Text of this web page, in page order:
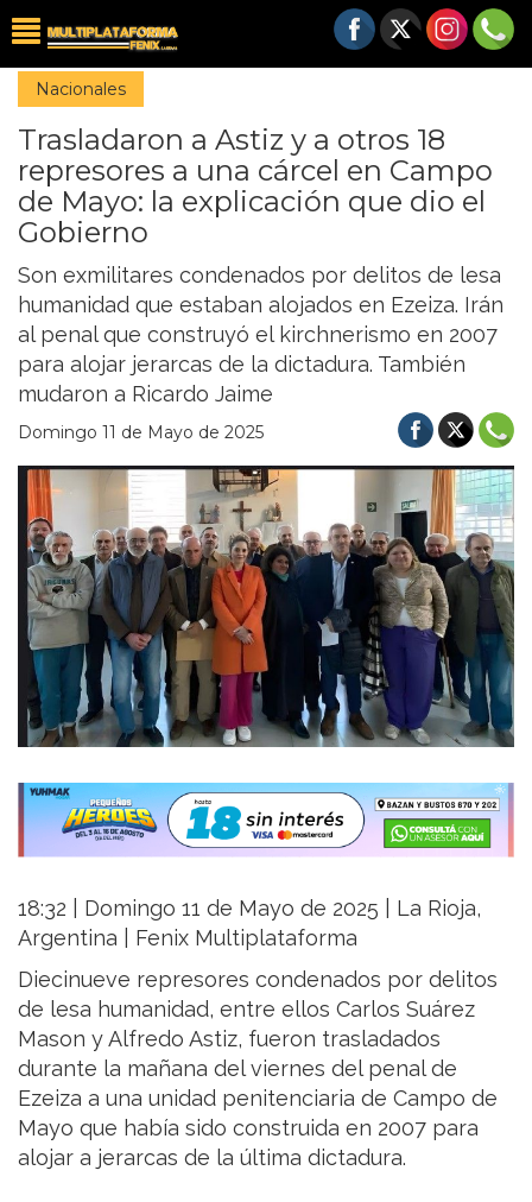
Nacionales
Trasladaron a Astiz y a otros 18
represores a una cárcel en Campo
de Mayo: la explicación que dio el
Gobierno
Son exmilitares condenados por delitos de lesa
humanidad que estaban alojados en Ezeiza. Irán
al penal que construyó el kirchnerismo en 2007
para alojar jerarcas de la dictadura. También
mudaron a Ricardo Jaime
Domingo 11 de Mayo de 2025
18:32 | Domingo 11 de Mayo de 2025 | La Rioja,
Argentina | Fenix Multiplataforma
Diecinueve represores condenados por delitos
de lesa humanidad, entre ellos Carlos Suárez
Mason y Alfredo Astiz, fueron trasladados
durante la mañana del viernes del penal de
Ezeiza a una unidad penitenciaria de Campo de
Mayo que había sido construida en 2007 para
alojar a jerarcas de la última dictadura.